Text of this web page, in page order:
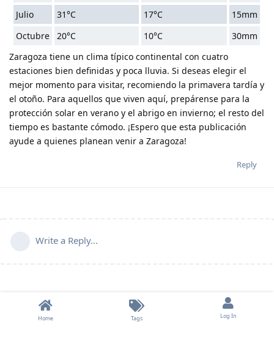
Julio
31°C 17°C
15mm
Octubre
20°C 10°C
30mm
Zaragoza tiene un clima típico continental con cuatro
estaciones bien definidas y poca lluvia. Si deseas elegir el
mejor momento para visitar, recomiendo la primavera tardía y
el otoño. Para aquellos que viven aquí, prepárense para la
protección solar en verano y el abrigo en invierno; el resto del
tiempo es bastante cómodo. ¡Espero que esta publicación
ayude a quienes planean venir a Zaragoza!
Reply
Write a Reply...
Home Tags Log In